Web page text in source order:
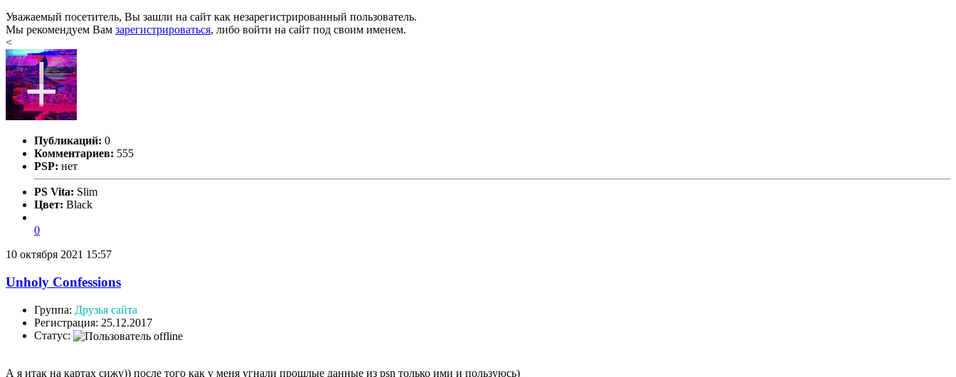
Уважаемый посетитель, Вы зашли на сайт как незарегистрированный пользователь.
Мы рекомендуем Вам зарегистрироваться, либо войти на сайт под своим именем.
<
Публикаций: 0
Комментариев: 555
PSP: нет
PS Vita: Slim
Цвет: Black
0
10 октября 2021 15:57
Unholy Confessions
Группа: Друзья сайта
Регистрация: 25.12.2017
Статус:
А я итак на картах сижу)) после того как у меня угнали прошлые данные из psn только ими и пользуюсь)